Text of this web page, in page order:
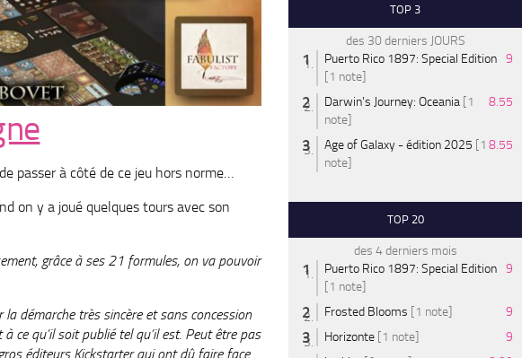
passer à côté de ce jeu hors norme…
on y a joué quelques tours avec son
grâce à ses 21 formules, on va pouvoir
démarche très sincère et sans concession
qu’il soit publié tel qu’il est. Peut être pas
éditeurs Kickstarter qui ont dû faire face
TOP 3
des 30 derniers JOURS
Puerto Rico 1897: Special Edition
[1 note]
9
Darwin's Journey: Oceania [1
note]
8.55
Age of Galaxy - édition 2025 [1
note]
8.55
TOP 20
des 4 derniers mois
Puerto Rico 1897: Special Edition
[1 note]
9
Frosted Blooms [1 note]
9
Horizonte [1 note]
9